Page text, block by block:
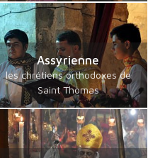
Assyrienne
les chrétiens orthodoxes de
Saint Thomas